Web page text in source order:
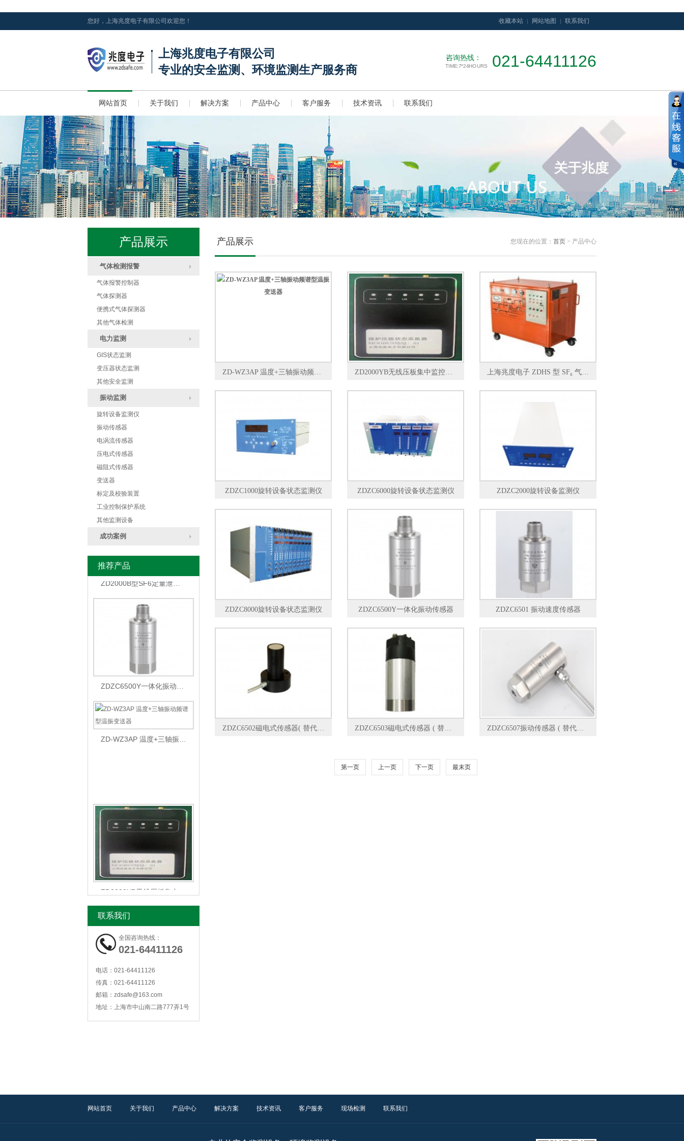
您好，上海兆度电子有限公司欢迎您！ 收藏本站 网站地图 联系我们
上海兆度电子有限公司
专业的安全监测、环境监测生产服务商
咨询热线：
TIME:7*24HOURS 021-64411126
网站首页 关于我们 解决方案 产品中心 客户服务 技术资讯 联系我们
产品展示
气体检测报警
气体报警控制器
气体探测器
便携式气体探测器
其他气体检测
电力监测
GIS状态监测
变压器状态监测
其他安全监测
振动监测
旋转设备监测仪
振动传感器
电涡流传感器
压电式传感器
磁阻式传感器
变送器
标定及校验装置
工业控制保护系统
其他监测设备
成功案例
推荐产品
ZD2000B型SF6定量泄露监控报警系统
联系我们
全国咨询热线：
021-64411126
电话： 021-64411126
传真： 021-64411126
邮箱： zdsafe@163.com
地址： 上海市中山南二路777弄1号
产品展示 您现在的位置： 首页 > 产品中心
ZD-WZ3AP 温度+三轴振动频谱型温振变送器 ZD2000YB无线压板集中监控系统 上海兆度电子 ZDHS 型 SF₆ 气体回收装置
ZDZC1000旋转设备状态监测仪 ZDZC6000旋转设备状态监测仪 ZDZC2000旋转设备监测仪
ZDZC8000旋转设备状态监测仪 ZDZC6500Y一体化振动传感器 ZDZC6501 振动速度传感器
ZDZC6502磁电式传感器( 替代菲利浦） ZDZC6503磁电式传感器 ( 替代本特利） ZDZC6507振动传感器 ( 替代德国申克 ）
第一页 上一页 下一页 最末页
网站首页 关于我们 产品中心 解决方案 技术资讯 客户服务 现场检测 联系我们